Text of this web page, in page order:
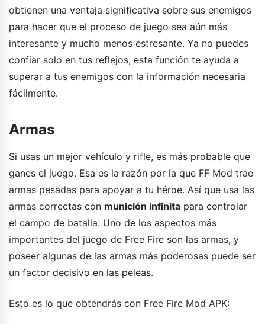
obtienen una ventaja significativa sobre sus enemigos
para hacer que el proceso de juego sea aún más
interesante y mucho menos estresante. Ya no puedes
confiar solo en tus reflejos, esta función te ayuda a
superar a tus enemigos con la información necesaria
fácilmente.
Armas
Si usas un mejor vehículo y rifle, es más probable que
ganes el juego. Esa es la razón por la que FF Mod trae
armas pesadas para apoyar a tu héroe. Así que usa las
armas correctas con munición infinita para controlar
el campo de batalla. Uno de los aspectos más
importantes del juego de Free Fire son las armas, y
poseer algunas de las armas más poderosas puede ser
un factor decisivo en las peleas.
Esto es lo que obtendrás con Free Fire Mod APK: